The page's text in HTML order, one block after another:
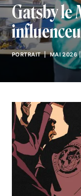
Gatsby le
PORTRAIT| MAI 2026